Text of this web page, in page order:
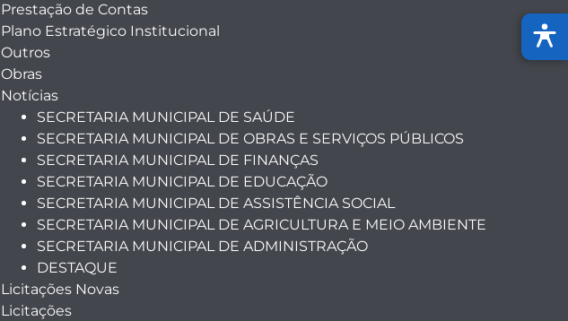
Prestação de Contas
Plano Estratégico Institucional
Outros
Obras
Notícias
SECRETARIA MUNICIPAL DE SAÚDE
SECRETARIA MUNICIPAL DE OBRAS E SERVIÇOS PÚBLICOS
SECRETARIA MUNICIPAL DE FINANÇAS
SECRETARIA MUNICIPAL DE EDUCAÇÃO
SECRETARIA MUNICIPAL DE ASSISTÊNCIA SOCIAL
SECRETARIA MUNICIPAL DE AGRICULTURA E MEIO AMBIENTE
SECRETARIA MUNICIPAL DE ADMINISTRAÇÃO
DESTAQUE
Licitações Novas
Licitações